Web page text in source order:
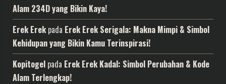
Alam 234D yang Bikin Kaya!
Erek Erek pada Erek Erek Serigala: Makna Mimpi & Simbol
Kehidupan yang Bikin Kamu Terinspirasi!
Kopitogel pada Erek Erek Kadal: Simbol Perubahan & Kode
Alam Terlengkap!